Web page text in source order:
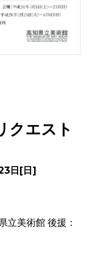
クエスト
日[日]
立美術館 後援：